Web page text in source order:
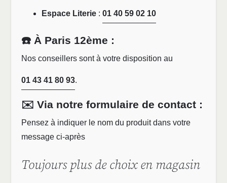
Espace Literie : 01 40 59 02 10
☎️ À Paris 12ème :
Nos conseillers sont à votre disposition au
01 43 41 80 93.
✉️ Via notre formulaire de contact :
Pensez à indiquer le nom du produit dans votre
message ci-après
Toujours plus de choix en magasin